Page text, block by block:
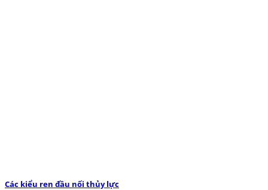
Các kiểu ren đầu nối thủy lực